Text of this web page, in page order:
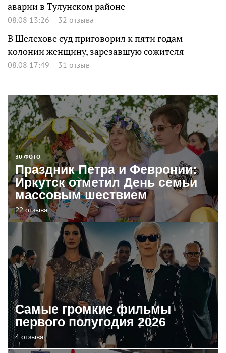
аварии в Тулунском районе
08.08 13:26 32 отзыва
В Шелехове суд приговорил к пяти годам
колонии женщину, зарезавшую сожителя
08.08 17:49 31 отзыв
30 ФОТО
Праздник Петра и Февронии:
Иркутск отметил День семьи
массовым шествием
22 отзыва
Самые громкие фильмы
первого полугодия 2026
4 отзыва